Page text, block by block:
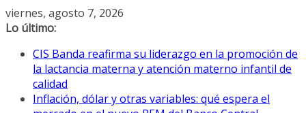
Saltar
al
viernes, agosto 7, 2026
Lo último:
CIS Banda reafirma su liderazgo en la promoción de
la lactancia materna y atención materno infantil de
calidad
Inflación, dólar y otras variables: qué espera el